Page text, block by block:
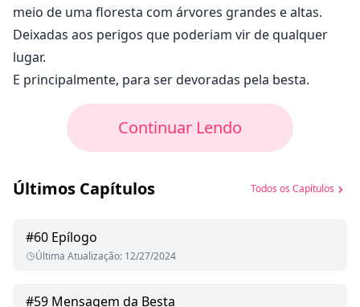
meio de uma floresta com árvores grandes e altas.
Deixadas aos perigos que poderiam vir de qualquer
lugar.
E principalmente, para ser devoradas pela besta.
Continuar Lendo
Últimos Capítulos Todos os Capítulos
#60 Epílogo
Última Atualização: 12/27/2024
#59 Mensagem da Besta